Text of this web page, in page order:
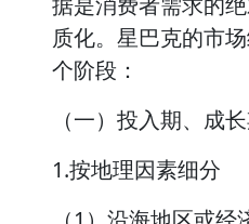
质化。星巴克的市
个阶段：
（一）投入期、成
1.按地理因素细分